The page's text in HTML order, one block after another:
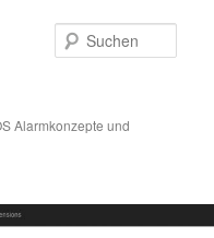
Alarmkonzepte und